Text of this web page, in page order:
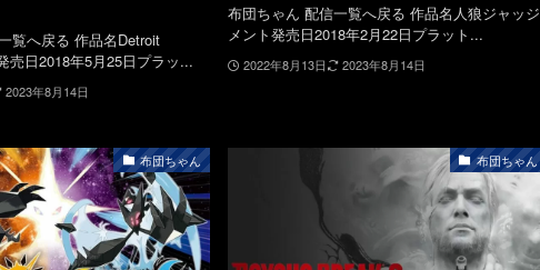
覧へ戻る 作品名Detroit
売日2018年5月25日プラッ...
2023年8月14日
布団ちゃん 配信一覧へ戻る 作品名人狼ジャッジ
メント発売日2018年2月22日プラット...
2022年8月13日 2023年8月14日
布団ちゃん 布団ちゃん